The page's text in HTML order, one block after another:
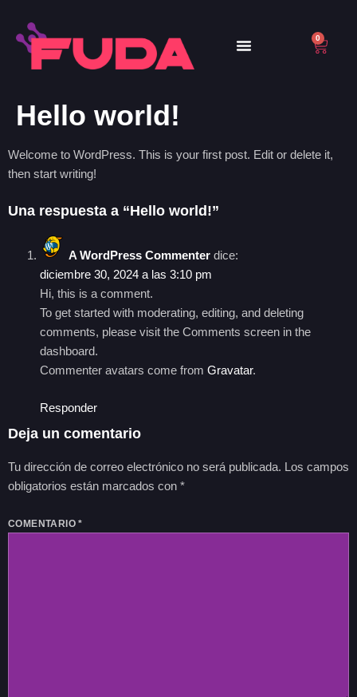
0
Hello world!
Welcome to WordPress. This is your first post. Edit or delete it,
then start writing!
Una respuesta a “Hello world!”
A WordPress Commenter dice:
diciembre 30, 2024 a las 3:10 pm
Hi, this is a comment.
To get started with moderating, editing, and deleting
comments, please visit the Comments screen in the
dashboard.
Commenter avatars come from Gravatar.
Responder
Deja un comentario
Tu dirección de correo electrónico no será publicada. Los campos
obligatorios están marcados con *
COMENTARIO*